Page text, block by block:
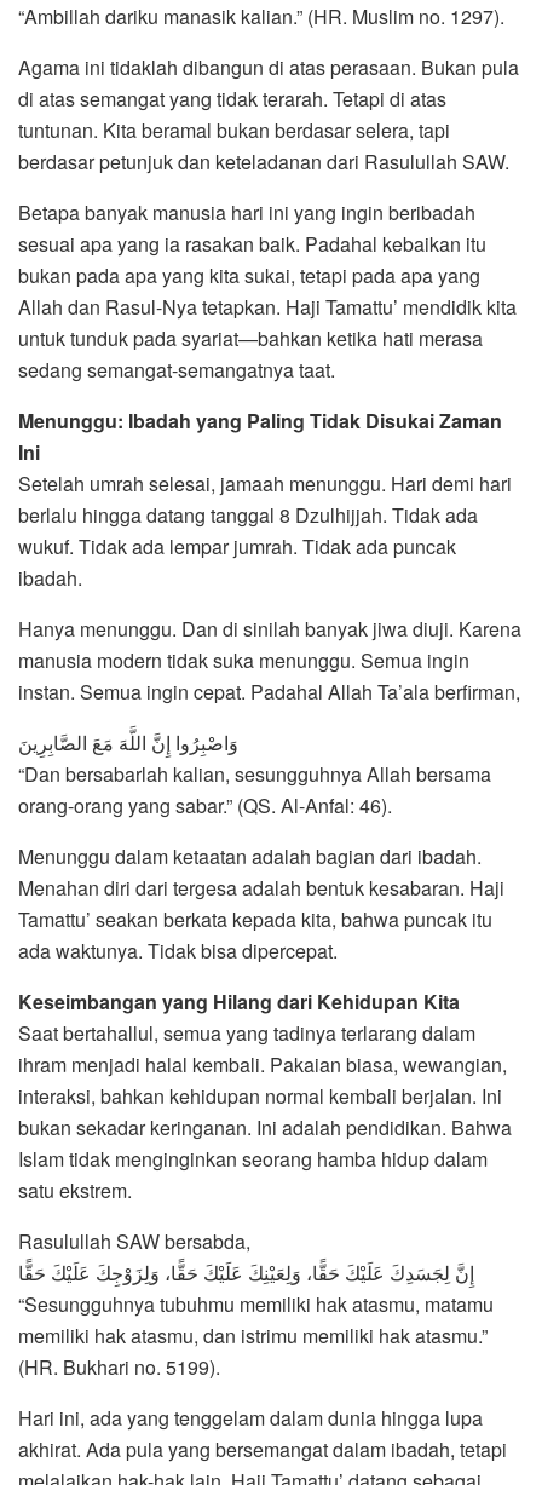
“Ambillah dariku manasik kalian.” (HR. Muslim no. 1297).
Agama ini tidaklah dibangun di atas perasaan. Bukan pula
di atas semangat yang tidak terarah. Tetapi di atas
tuntunan. Kita beramal bukan berdasar selera, tapi
berdasar petunjuk dan keteladanan dari Rasulullah SAW.
Betapa banyak manusia hari ini yang ingin beribadah
sesuai apa yang ia rasakan baik. Padahal kebaikan itu
bukan pada apa yang kita sukai, tetapi pada apa yang
Allah dan Rasul-Nya tetapkan. Haji Tamattu’ mendidik kita
untuk tunduk pada syariat—bahkan ketika hati merasa
sedang semangat-semangatnya taat.
Menunggu: Ibadah yang Paling Tidak Disukai Zaman
Ini
Setelah umrah selesai, jamaah menunggu. Hari demi hari
berlalu hingga datang tanggal 8 Dzulhijjah. Tidak ada
wukuf. Tidak ada lempar jumrah. Tidak ada puncak
ibadah.
Hanya menunggu. Dan di sinilah banyak jiwa diuji. Karena
manusia modern tidak suka menunggu. Semua ingin
instan. Semua ingin cepat. Padahal Allah Ta’ala berfirman,
وَاصْبِرُوا إِنَّ اللَّهَ مَعَ الصَّابِرِينَ
“Dan bersabarlah kalian, sesungguhnya Allah bersama
orang-orang yang sabar.” (QS. Al-Anfal: 46).
Menunggu dalam ketaatan adalah bagian dari ibadah.
Menahan diri dari tergesa adalah bentuk kesabaran. Haji
Tamattu’ seakan berkata kepada kita, bahwa puncak itu
ada waktunya. Tidak bisa dipercepat.
Keseimbangan yang Hilang dari Kehidupan Kita
Saat bertahallul, semua yang tadinya terlarang dalam
ihram menjadi halal kembali. Pakaian biasa, wewangian,
interaksi, bahkan kehidupan normal kembali berjalan. Ini
bukan sekadar keringanan. Ini adalah pendidikan. Bahwa
Islam tidak menginginkan seorang hamba hidup dalam
satu ekstrem.
Rasulullah SAW bersabda,
إِنَّ لِجَسَدِكَ عَلَيْكَ حَقًّا، وَلِعَيْنِكَ عَلَيْكَ حَقًّا، وَلِزَوْجِكَ عَلَيْكَ حَقًّا
“Sesungguhnya tubuhmu memiliki hak atasmu, matamu
memiliki hak atasmu, dan istrimu memiliki hak atasmu.”
(HR. Bukhari no. 5199).
Hari ini, ada yang tenggelam dalam dunia hingga lupa
akhirat. Ada pula yang bersemangat dalam ibadah, tetapi